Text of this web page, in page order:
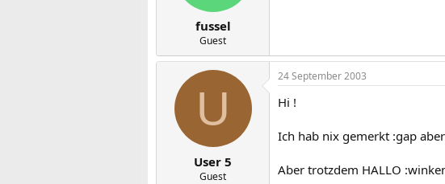
fussel
Guest
U
User 5
Guest
24 September 2003
Hi !
Ich hab nix gemerkt :gap
Aber trotzdem HALLO